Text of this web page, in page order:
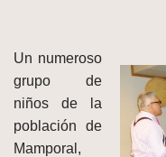
Un numeroso
grupo de
niños de la
población de
Mamporal,